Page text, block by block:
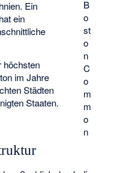
B
o
st
o
n
C
o
m
m
o
n
Ein
ein
höchsten
im Jahre
Städten
Staaten.